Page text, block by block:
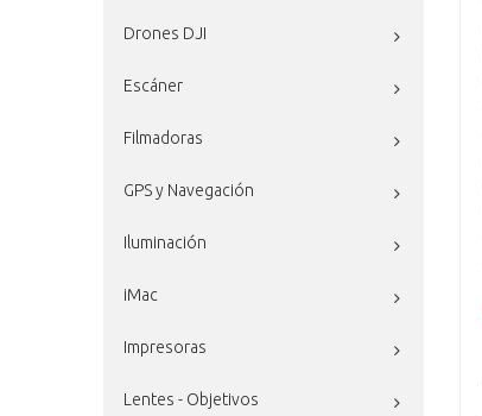
Drones DJI
Escáner
Filmadoras
GPS y Navegación
Iluminación
iMac
Impresoras
Lentes - Objetivos